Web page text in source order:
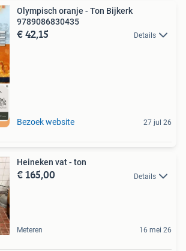
Olympisch oranje - Ton Bijkerk
9789086830435
€ 42,15 Details
Bezoek website 27 jul 26
Heineken vat - ton
€ 165,00 Details
Meteren 16 mei 26